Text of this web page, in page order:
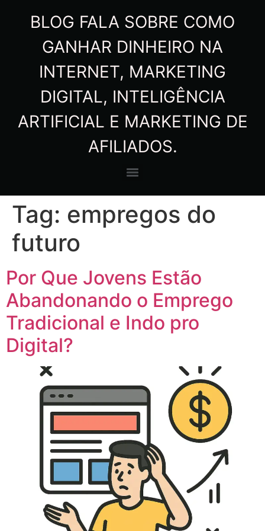
BLOG FALA SOBRE COMO
GANHAR DINHEIRO NA
INTERNET, MARKETING
DIGITAL, INTELIGÊNCIA
ARTIFICIAL E MARKETING DE
AFILIADOS.
Tag: empregos do
futuro
Por Que Jovens Estão
Abandonando o Emprego
Tradicional e Indo pro
Digital?